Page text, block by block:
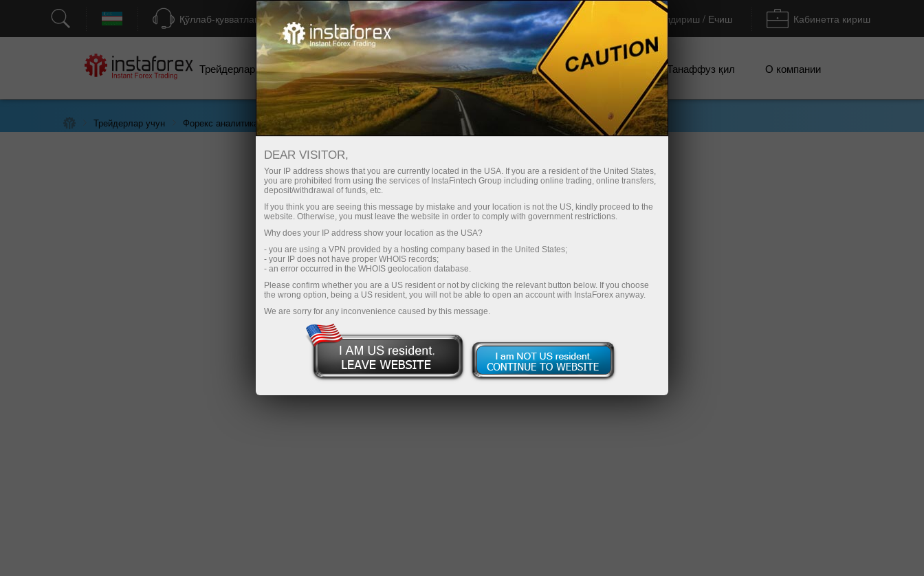
Қўллаб-қувватлаш Ҳисоб-варағини тез очиш Савдо платформаси Тўлдириш / Ечиш Кабинетга кириш
Трейдерлар учун
Энди иш
бошлаётганлар
учун
Инвесторлар учун Ҳамкорлар учун Промоакциялар Танаффуз қил О компании
Трейдерлар учун Форекс аналитика Иқтисодий тақвим
DEAR VISITOR,
Your IP address shows that you are currently located in the USA. If you are a resident of the United States,
you are prohibited from using the services of InstaFintech Group including online trading, online transfers,
deposit/withdrawal of funds, etc.
If you think you are seeing this message by mistake and your location is not the US, kindly proceed to the
website. Otherwise, you must leave the website in order to comply with government restrictions.
Why does your IP address show your location as the USA?
- you are using a VPN provided by a hosting company based in the United States;
- your IP does not have proper WHOIS records;
- an error occurred in the WHOIS geolocation database.
Please confirm whether you are a US resident or not by clicking the relevant button below. If you choose
the wrong option, being a US resident, you will not be able to open an account with InstaForex anyway.
We are sorry for any inconvenience caused by this message.